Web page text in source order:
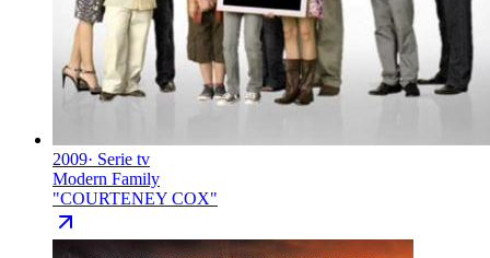
2009· Serie tv
Modern Family
"COURTENEY COX"